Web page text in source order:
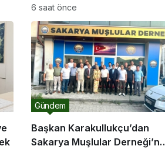
ziyareti
6 saat önce
Başkan Karakullukçu’dan
Sakarya Muşlular Derneği’ne
Gündem